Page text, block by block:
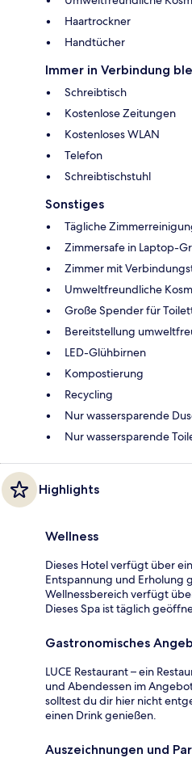
Haartrockner
Handtücher
Immer in Verbindung
Schreibtisch
Kostenlose Zeitungen
Kostenloses WLAN
Telefon
Schreibtischstuhl
Sonstiges
Tägliche
Zimmersafe in Laptop-
Zimmer mit
Umweltfreundliche
Große Spender für
Bereitstellung
LED-Glühbirnen
Kompostierung
Recycling
Nur wassersparende
Nur wassersparende
Highlights
Wellness
Dieses Hotel verfügt über
Entspannung und Erholung
Wellnessbereich verfügt
Dieses Spa ist täglich
Gastronomisches
LUCE Restaurant – ein
und Abendessen im
solltest du dir hier nicht
einen Drink genießen.
Auszeichnungen und